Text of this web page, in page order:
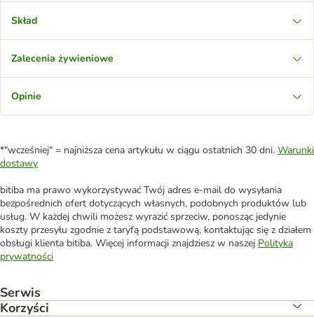
Skład
Zalecenia żywieniowe
Opinie
*"wcześniej" = najniższa cena artykułu w ciągu ostatnich 30 dni. Warunki
dostawy
bitiba ma prawo wykorzystywać Twój adres e-mail do wysyłania
bezpośrednich ofert dotyczących własnych, podobnych produktów lub
usług. W każdej chwili możesz wyrazić sprzeciw, ponosząc jedynie
koszty przesyłu zgodnie z taryfą podstawową, kontaktując się z działem
obsługi klienta bitiba. Więcej informacji znajdziesz w naszej Polityka
prywatności
Serwis
Korzyści